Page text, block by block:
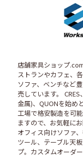
店舗家具ショップ
ストランやカフェ、
ソファ、ベンチなど
売しています。
金属)、QUONを始め
工場で格安製造を可
ますので、お気軽に
オフィス向けソファ
ツール、テーブル天
プ。カスタムオーダー